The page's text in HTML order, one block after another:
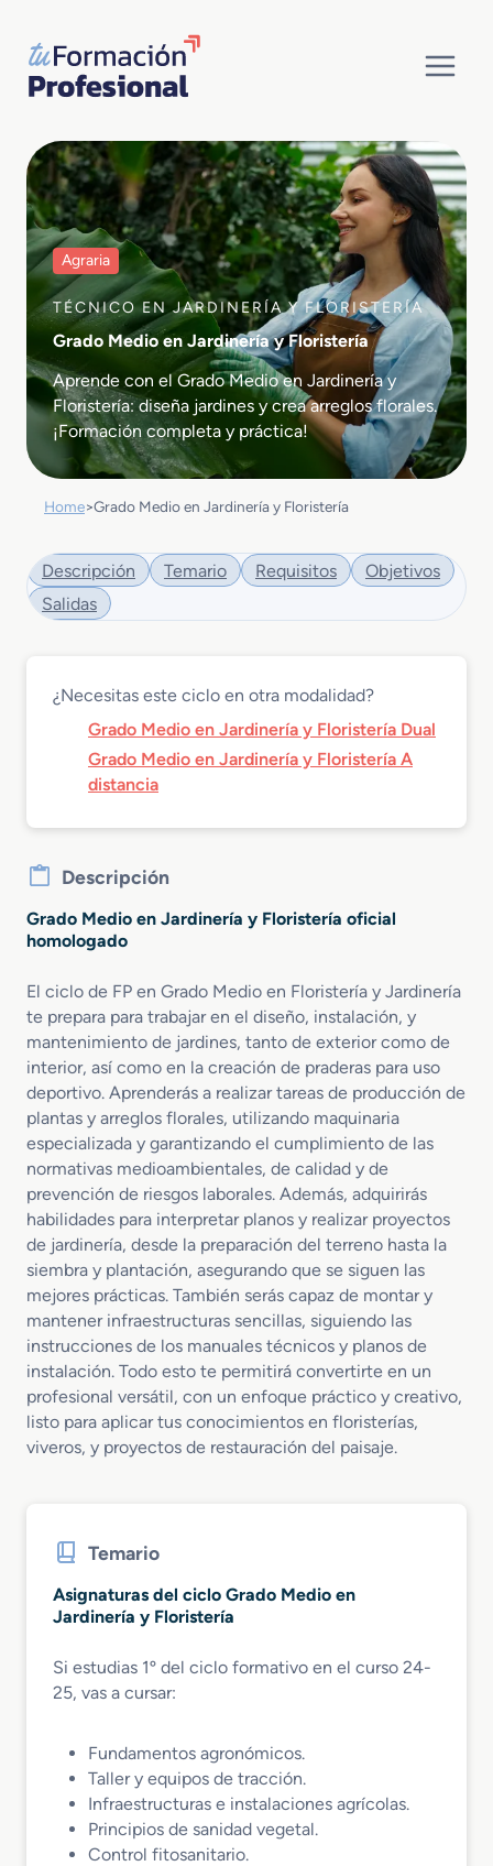
contenido
Agraria
TÉCNICO EN JARDINERÍA Y FLORISTERÍA
Grado Medio en Jardinería y Floristería
Aprende con el Grado Medio en Jardinería y
Floristería: diseña jardines y crea arreglos florales.
¡Formación completa y práctica!
Home>Grado Medio en Jardinería y Floristería
Descripción Temario Requisitos
Objetivos
Salidas
¿Necesitas este ciclo en otra modalidad?
Grado Medio en Jardinería y Floristería Dual
Grado Medio en Jardinería y Floristería A
distancia
Descripción
Grado Medio en Jardinería y Floristería oficial
homologado
El ciclo de FP en Grado Medio en Floristería y Jardinería
te prepara para trabajar en el diseño, instalación, y
mantenimiento de jardines, tanto de exterior como de
interior, así como en la creación de praderas para uso
deportivo. Aprenderás a realizar tareas de producción de
plantas y arreglos florales, utilizando maquinaria
especializada y garantizando el cumplimiento de las
normativas medioambientales, de calidad y de
prevención de riesgos laborales. Además, adquirirás
habilidades para interpretar planos y realizar proyectos
de jardinería, desde la preparación del terreno hasta la
siembra y plantación, asegurando que se siguen las
mejores prácticas. También serás capaz de montar y
mantener infraestructuras sencillas, siguiendo las
instrucciones de los manuales técnicos y planos de
instalación. Todo esto te permitirá convertirte en un
profesional versátil, con un enfoque práctico y creativo,
listo para aplicar tus conocimientos en floristerías,
viveros, y proyectos de restauración del paisaje.
Temario
Asignaturas del ciclo Grado Medio en
Jardinería y Floristería
Si estudias 1º del ciclo formativo en el curso 24-
25, vas a cursar:
Fundamentos agronómicos.
Taller y equipos de tracción.
Infraestructuras e instalaciones agrícolas.
Principios de sanidad vegetal.
Control fitosanitario.